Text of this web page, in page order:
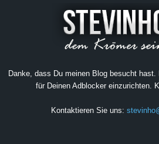
Danke, dass Du meinen Blog besucht hast.
für Deinen Adblocker einzurichten.
Kontaktieren Sie uns: